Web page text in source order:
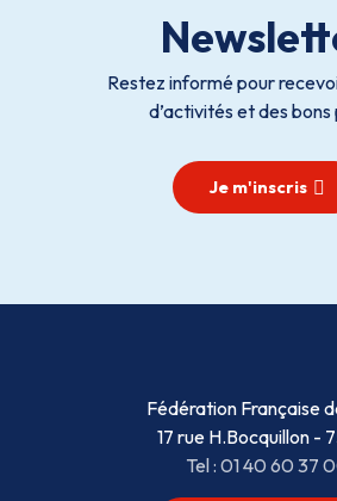
Restez informé pour
d’activités et des bons
Je m'inscris
Fédération Française
17 rue H.Bocquillon -
Tel : 01 40 60 37